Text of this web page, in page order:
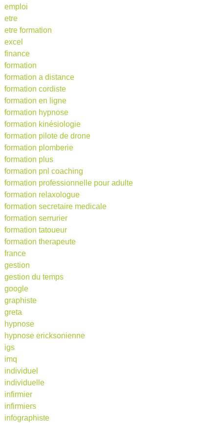
emploi
etre
etre formation
excel
finance
formation
formation a distance
formation cordiste
formation en ligne
formation hypnose
formation kinésiologie
formation pilote de drone
formation plomberie
formation plus
formation pnl coaching
formation professionnelle pour adulte
formation relaxologue
formation secretaire medicale
formation serrurier
formation tatoueur
formation therapeute
france
gestion
gestion du temps
google
graphiste
greta
hypnose
hypnose ericksonienne
igs
imq
individuel
individuelle
infirmier
infirmiers
infographiste